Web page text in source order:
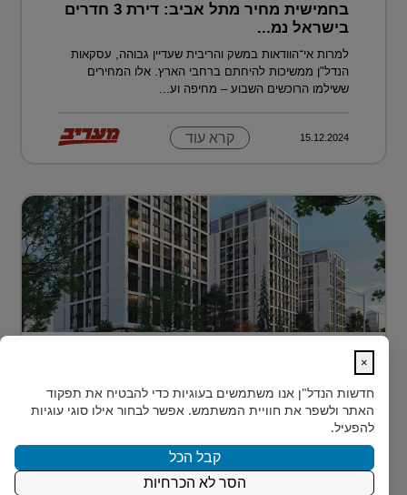
בחמישית מחיר מתל אביב: דירת 3 חדרים
בישראל נמ...
למרות אי־הוודאות במשק והריבית שעדיין גבוהה, עסקאות
הנדל"ן ממשיכות להיחתם ברחבי הארץ. אלו המחירים
ששילמו הרוכשים השבוע – מחיפה וע...
15.12.2024 קרא עוד
כשחושבים על השקעות נדל"ן מעבר לים, מדינה אחת
נמצאת בשנים האחרונות בראש הרשימה של משקיעים
ישראלים רבים: גאורגיה. ...
×
חדשות הנדל"ן אנו משתמשים בעוגיות כדי להבטיח את תפקוד
האתר ולשפר את חוויית המשתמש. אפשר לבחור אילו סוגי עוגיות
להפעיל.
קבל הכל
הסר לא הכרחיות